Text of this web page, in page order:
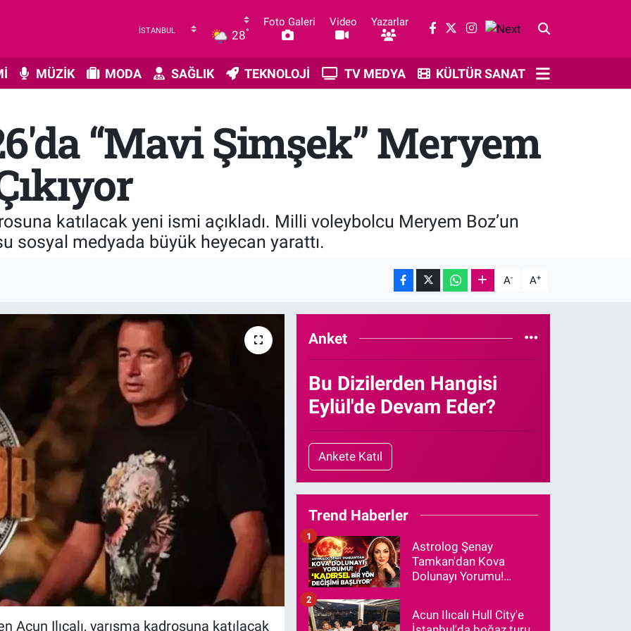
28°
Foto Galeri Video Yazarlar
MÜZİK MODA SAĞLIK TEKNOLOJİ TV MEDYA KÜLTÜR SANAT
“Mavi Şimşek” Meryem
katılacak yeni ismi açıkladı. Milli voleybolcu Meryem Boz’un
sosyal medyada büyük heyecan yarattı.
A- A+
Acun Ilıcalı, yarışma kadrosuna katılacak
Anket
Bu Dizilerden Hangisi
Eylül'de Devam Eder?
Ankete Katıl
Trend Haberler
Astrolog Şenay
Tamkan'dan Kova
Dolunayı Yorumu!
1
Acun Ilıcalı Hull City'e
2